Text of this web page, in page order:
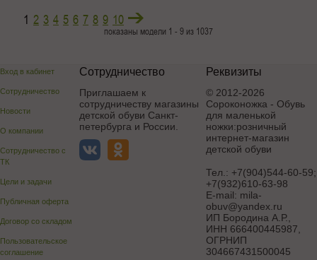
1 2 3 4 5 6 7 8 9 10
показаны модели 1 - 9 из 1037
Вход в кабинет
Сотрудничество
Новости
О компании
Сотрудничество с
ТК
Цели и задачи
Публичная оферта
Договор со складом
Пользовательское
соглашение
Сотрудничество
Приглашаем к
сотрудничеству магазины
детской обуви Санкт-
петербурга и России.
Реквизиты
© 2012-2026
Сороконожка - Обувь
для маленькой
ножки:розничный
интернет-магазин
детской обуви
Тел.: +7(904)544-60-59;
+7(932)610-63-98
E-mail: mila-
obuv@yandex.ru
ИП Бородина А.Р.
ИНН 666400445987,
ОГРНИП
304667431500045